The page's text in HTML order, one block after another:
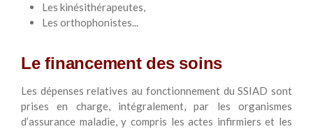
Les kinésithérapeutes,
Les orthophonistes...
Le financement des soins
Les dépenses relatives au fonctionnement du SSIAD sont
prises en charge, intégralement, par les organismes
d’assurance maladie, y compris les actes infirmiers et les